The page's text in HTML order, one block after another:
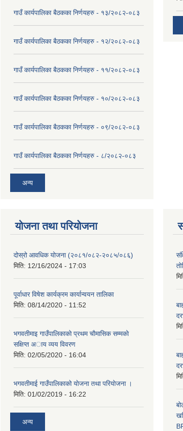
गाउँ कार्यपालिका बैठकका निर्णयहरु - १३/२०८२-०८३
गाउँ कार्यपालिका बैठकका निर्णयहरु - १२/२०८२-०८३
गाउँ कार्यपालिका बैठकका निर्णयहरु - ११/२०८२-०८३
गाउँ कार्यपालिका बैठकका निर्णयहरु - १०/२०८२-०८३
गाउँ कार्यपालिका बैठकका निर्णयहरु - ०९/२०८२-०८३
गाउँ कार्यपालिका बैठकका निर्णयहरु - ८/२०८२-०८३
अन्य
योजना तथा परियोजना
दोस्रो आवधिक योजना (२०८१/०८२-२०८५/०८६)
मिति: 12/16/2024 - 17:03
पूर्वाधार विषेश कार्यक्रम कार्यान्वयन तालिका
मिति: 08/14/2020 - 11:52
भगवतीमाइ गाउँपालिकाकाे प्रथम चाैमासिक सम्मकाे
सक्षिप्त अाय व्यय विवरण
मिति: 02/05/2020 - 16:04
भगवतीमाई गाउँपालिकाको याेजना तथा परियाेजना ।
मिति: 01/02/2019 - 16:22
अन्य